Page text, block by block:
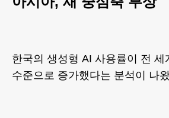
한국의 생성형 AI 사용률이 전 세
수준으로 증가했다는 분석이 나